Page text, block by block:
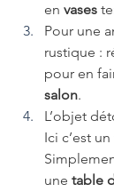
en vases
Pour une
rustique :
pour en
salon.
L’objet
Ici c’est
une table